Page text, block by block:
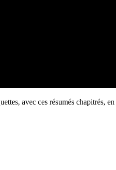
avec ces résumés chapitrés,